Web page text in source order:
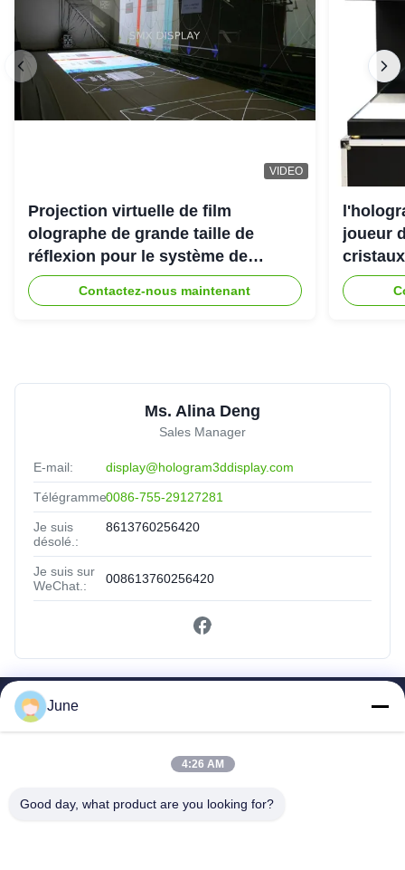
VIDEO
Projection virtuelle de film
olographe de grande taille de
réflexion pour le système de
projecteur de l'hologramme 3D
Contactez-nous maintenant
joueur
Ms. Alina Deng
Sales Manager
E-mail: display@hologram3ddisplay.com
Télégramme:0086-755-29127281
Je suis
désolé.:
8613760256420
Je suis sur
WeChat.:
008613760256420
Des Produits
Visite D'usine
June
4:26 AM
Good day, what product are you looking for?